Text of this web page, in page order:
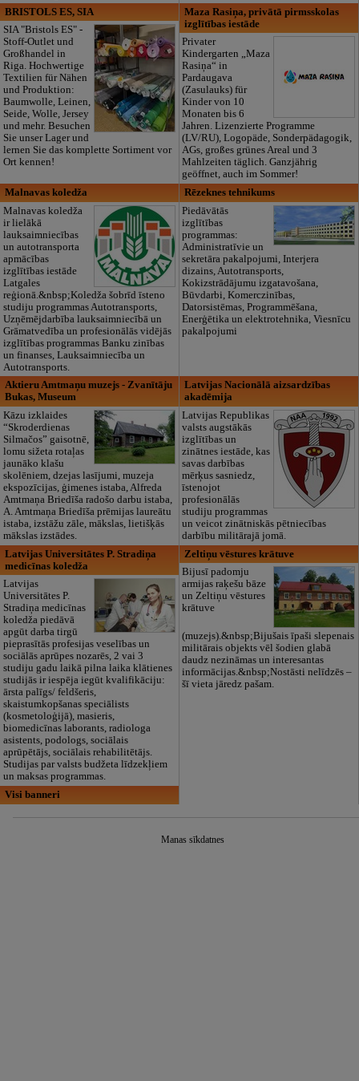
BRISTOLS ES, SIA
SIA "Bristols ES" -
Stoff-Outlet und
Großhandel in
Riga. Hochwertige
Textilien für Nähen
und Produktion:
Baumwolle, Leinen,
Seide, Wolle, Jersey
und mehr. Besuchen
Sie unser Lager und
lernen Sie das komplette Sortiment vor
Ort kennen!
Maza Rasiņa, privātā pirmsskolas
izglītības iestāde
Privater
Kindergarten „Maza
Rasiņa“ in
Pardaugava
(Zasulauks) für
Kinder von 10
Monaten bis 6
Jahren. Lizenzierte Programme
(LV/RU), Logopäde, Sonderpädagogik,
AGs, großes grünes Areal und 3
Mahlzeiten täglich. Ganzjährig
geöffnet, auch im Sommer!
Malnavas koledža
Malnavas koledža
ir lielākā
lauksaimniecības
un autotransporta
apmācības
izglītības iestāde
Latgales
reģionā.&nbsp;Koledža šobrīd īsteno
studiju programmas Autotransports,
Uzņēmējdarbība lauksaimniecībā un
Grāmatvedība un profesionālās vidējās
izglītības programmas Banku zinības
un finanses, Lauksaimniecība un
Autotransports.
Rēzeknes tehnikums
Piedāvātās
izglītības
programmas:
Administratīvie un
sekretāra pakalpojumi, Interjera
dizains, Autotransports,
Kokizstrādājumu izgatavošana,
Būvdarbi, Komerczinības,
Datorsistēmas, Programmēšana,
Enerģētika un elektrotehnika, Viesnīcu
pakalpojumi
Aktieru Amtmaņu muzejs - Zvanītāju
Bukas, Museum
Kāzu izklaides
“Skroderdienas
Silmačos” gaisotnē,
lomu sižeta rotaļas
jaunāko klašu
skolēniem, dzejas lasījumi, muzeja
ekspozīcijas, ģimenes istaba, Alfreda
Amtmaņa Briedīša radošo darbu istaba,
A. Amtmaņa Briedīša prēmijas laureātu
istaba, izstāžu zāle, mākslas, lietišķās
mākslas izstādes.
Latvijas Nacionālā aizsardzības
akadēmija
Latvijas Republikas
valsts augstākās
izglītības un
zinātnes iestāde, kas
savas darbības
mērķus sasniedz,
īstenojot
profesionālās
studiju programmas
un veicot zinātniskās pētniecības
darbību militārajā jomā.
Latvijas Universitātes P. Stradiņa
medicīnas koledža
Latvijas
Universitātes P.
Stradiņa medicīnas
koledža piedāvā
apgūt darba tirgū
pieprasītās profesijas veselības un
sociālās aprūpes nozarēs, 2 vai 3
studiju gadu laikā pilna laika klātienes
studijās ir iespēja iegūt kvalifikāciju:
ārsta palīgs/ feldšeris,
skaistumkopšanas speciālists
(kosmetoloģijā), masieris,
biomedicīnas laborants, radiologa
asistents, podologs, sociālais
aprūpētājs, sociālais rehabilitētājs.
Studijas par valsts budžeta līdzekļiem
un maksas programmas.
Zeltiņu vēstures krātuve
Bijusī padomju
armijas raķešu bāze
un Zeltiņu vēstures
krātuve
(muzejs).&nbsp;Bijušais īpaši slepenais
militārais objekts vēl šodien glabā
daudz nezināmas un interesantas
informācijas.&nbsp;Nostāsti nelīdzēs –
šī vieta jāredz pašam.
Visi banneri
Manas sīkdatnes